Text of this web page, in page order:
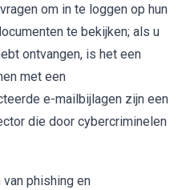
om in te loggen op hun
te bekijken; als u
ontvangen, is het een
met een
e-mailbijlagen zijn een
die door cybercriminelen
phishing en